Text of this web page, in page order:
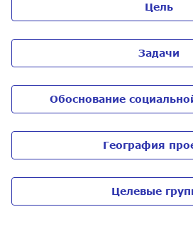
Цель
Задачи
Обоснование
География
Целевые